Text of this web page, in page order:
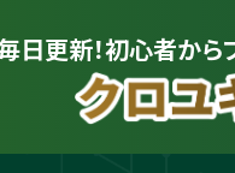
日更新！初心者から